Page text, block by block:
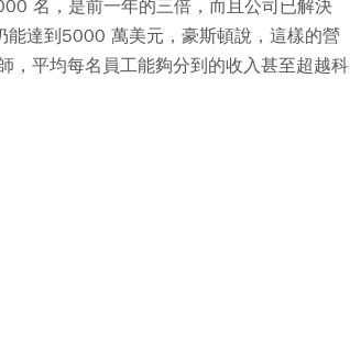
名，是前一年的三倍，而且公司已解決
能達到5000 萬美元，豪斯頓說，這樣的營
，平均每名員工能夠分到的收入甚至超越科